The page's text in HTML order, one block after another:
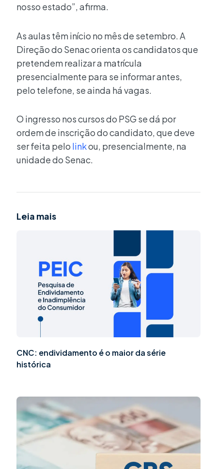
nosso estado”, afirma.
As aulas têm início no mês de setembro. A
Direção do Senac orienta os candidatos que
pretendem realizar a matrícula
presencialmente para se informar antes,
pelo telefone, se ainda há vagas.
O ingresso nos cursos do PSG se dá por
ordem de inscrição do candidato, que deve
ser feita pelo linkou, presencialmente, na
unidade do Senac.
Leia mais
CNC: endividamento é o maior da série
histórica